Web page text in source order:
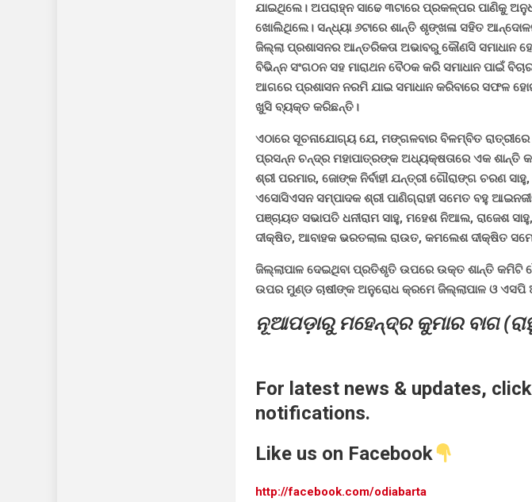
ଯାଇଥିଲେ। ଅପରାହ୍ନ ସାଢେ ୩ଟାରେ ପ୍ରକଳ୍ପର ପାଣିକୁ
ଖୋଲିଥିଲେ। ସନ୍ଧ୍ୟା ୬ଟାରେ ଶାନ୍ତି ଶୃଙ୍ଖଳା ସହିତ
ଜିଲ୍ଲା ପ୍ରଶାସନର ଆନ୍ତରିକତା ଅଭାବରୁ କୌଣସି ସମାଧାନ
ବିଭିନ୍ନ ସଂଗଠନ ସହ ମାରାଥନ ବୈଠକ କରି ସମାଧାନ ପାଇଁ
ଆଗରେ ପ୍ରଶାସନ ନରମି ଯାଇ ସମାଧାନ କରିବାରେ ସଫଳ
ଖୁସି ବ୍ୟକ୍ତ କରିଛନ୍ତି।
ଏଠାରେ ସୂଚନାଯୋଗ୍ୟ ଯେ, ମଙ୍ଗଳବାର ବିଳମ୍ବିତ
ପ୍ରସନ୍ନ ଚନ୍ଦ୍ର ମହାପାତ୍ରଙ୍କ ଅଧ୍ୟକ୍ଷତାରେ ଏକ ଶାନ୍ତି
ଶ୍ରୀ ପରମାର, ଜୋଙ୍କ ନିର୍ବାହୀ ଯନ୍ତ୍ରୀ ଗୌରାଙ୍ଗ ଚରଣ
ଏସୋସିଏସନ ସମ୍ପାଦକ ଶ୍ରୀ ପାଣିଗ୍ରାହୀ ସମେତ ବହୁ
ପଞ୍ଚାୟତ ସଭାପତି ଧନୀରାମ ସାହୁ, ମହେଶ ନିଆଲ, ରାଜେଶ
ଦୀକ୍ଷିତ, ଆବାହକ ଭରତଲାଲ ରାଉତ, କମଲେଶ ଦୀକ୍ଷିତ
ଜିଲ୍ଲାପାଳ ଦେଇଥିବା ପ୍ରତିଶୃତି ଉପରେ ଉକ୍ତ ଶାନ୍ତି କମିଟି
ଉପର ମୁଣ୍ଡ ଚାଷୀଙ୍କ ଅନୁରୋଧ କ୍ରମେ ଜିଲ୍ଲାପାଳ ଓ
ନୂଆପଡ଼ାରୁ ମହେନ୍ଦ୍ର କୁମାର ବାଗ
For latest news & updates,
notifications.
Like us on Facebook
http://facebook.com/odiabarta